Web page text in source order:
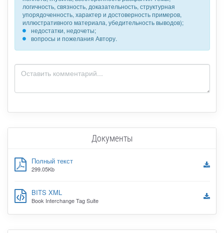
логичность, связность, доказательность, структурная
упорядоченность, характер и достоверность примеров,
иллюстративного материала, убедительность выводов);
недостатки, недочеты;
вопросы и пожелания Автору.
Документы
Полный текст
299.05Kb
BITS XML
Book Interchange Tag Suite